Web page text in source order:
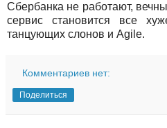
Сбербанка не работают,
сервис становится все
танцующих слонов и Agile.
Комментариев нет:
Поделиться